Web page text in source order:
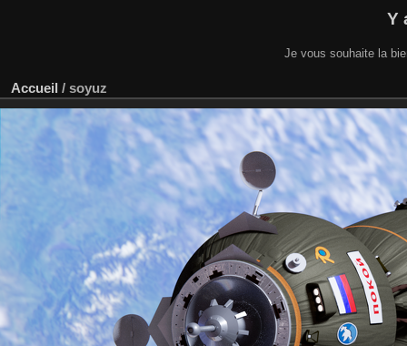
Y
Je vous souhaite la
Accueil / soyuz